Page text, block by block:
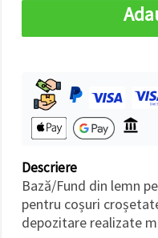
Descriere
Bază/Fund din lemn
pentru coșuri
depozitare realizate